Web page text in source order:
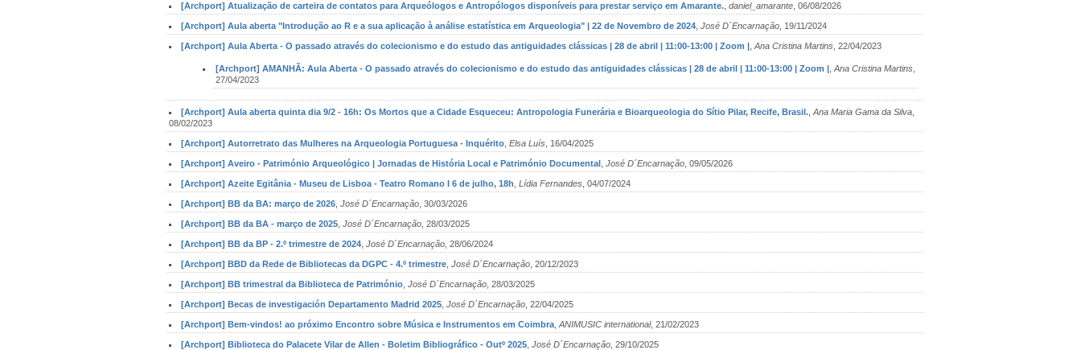
[Archport] Atualização de carteira de contatos para Arqueólogos e Antropólogos disponíveis para prestar serviço em Amarante. daniel_amarante , 06/08/2026
[Archport] Aula aberta "Introdução ao R e a sua aplicação à análise estatística em Arqueologia" | 22 de Novembro de 2024 José D´Encarnação , 19/11/2024
[Archport] Aula Aberta - O passado através do colecionismo e do estudo das antiguidades clássicas | 28 de abril | 11:00-13:00 | Zoom | Ana Cristina Martins , 22/04/2023
[Archport] AMANHÃ: Aula Aberta - O passado através do colecionismo e do estudo das antiguidades clássicas | 28 de abril | 11:00-13:00 | Zoom | Ana Cristina Martins
27/04/2023
[Archport] Aula aberta quinta dia 9/2 - 16h: Os Mortos que a Cidade Esqueceu: Antropologia Funerária e Bioarqueologia do Sítio Pilar, Recife, Brasil. Ana Maria Gama da Silva
08/02/2023
[Archport] Autorretrato das Mulheres na Arqueologia Portuguesa - Inquérito Elsa Luís , 16/04/2025
[Archport] Aveiro - Património Arqueológico | Jornadas de História Local e Património Documental José D´Encarnação , 09/05/2026
[Archport] Azeite Egitânia - Museu de Lisboa - Teatro Romano I 6 de julho, 18h Lídia Fernandes , 04/07/2024
[Archport] BB da BA: março de 2026 José D´Encarnação , 30/03/2026
[Archport] BB da BA - março de 2025 José D´Encarnação , 28/03/2025
[Archport] BB da BP - 2.º trimestre de 2024 José D´Encarnação , 28/06/2024
[Archport] BBD da Rede de Bibliotecas da DGPC - 4.º trimestre José D´Encarnação , 20/12/2023
[Archport] BB trimestral da Biblioteca de Património José D´Encarnação , 28/03/2025
[Archport] Becas de investigación Departamento Madrid 2025 José D´Encarnação , 22/04/2025
[Archport] Bem-vindos! ao próximo Encontro sobre Música e Instrumentos em Coimbra ANIMUSIC international, 21/02/2023
[Archport] Biblioteca do Palacete Vilar de Allen - Boletim Bibliográfico - Outº 2025 José D´Encarnação , 29/10/2025